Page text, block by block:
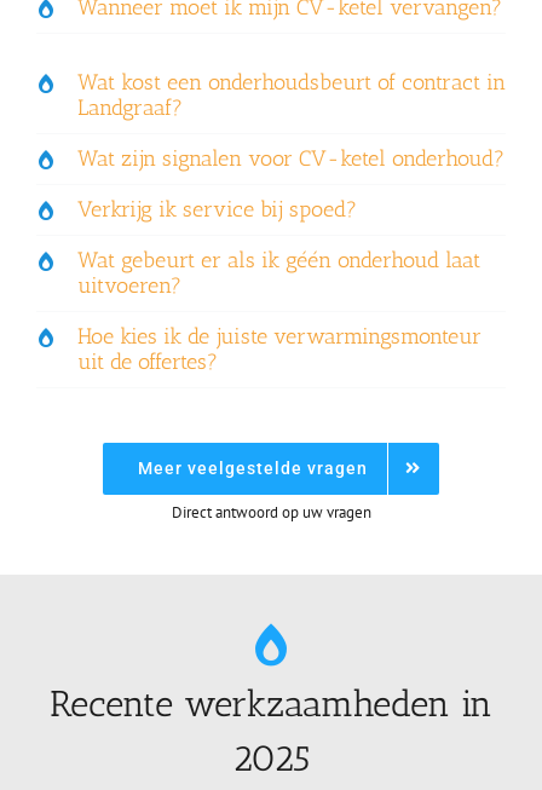
Wanneer moet ik mijn CV-ketel vervangen?
Wat kost een onderhoudsbeurt of contract in
Landgraaf?
Wat zijn signalen voor CV-ketel onderhoud?
Verkrijg ik service bij spoed?
Wat gebeurt er als ik géén onderhoud laat
uitvoeren?
Hoe kies ik de juiste verwarmingsmonteur
uit de offertes?
Meer veelgestelde vragen
Direct antwoord op uw vragen
Recente werkzaamheden in
2025